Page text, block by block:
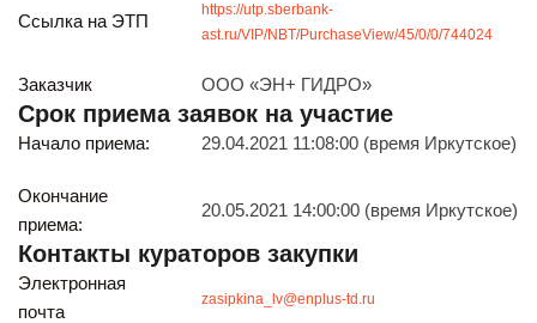
ул. Рабочая, 22
тел.: + 7 (3952) 792-193
Режим работы (UTC+8)
с 8:00 до 17:15
Перерыв на обед с 12 до 13 часов
ПОДПИШИТЕСЬ НА НАШУ РАССЫЛКУ
И бесплатно получайте ценную информацию
Подписаться
Ссылка на ЭТП
https://utp.sberbank-
ast.ru/VIP/NBT/PurchaseView/45/0/0/744024
Заказчик ООО «ЭН+ ГИДРО»
Срок приема заявок на участие
Начало приема: 29.04.2021 11:08:00 (время Иркутское)
Окончание
приема:
20.05.2021 14:00:00 (время Иркутское)
Контакты кураторов закупки
Электронная
почта
zasipkina_lv@enplus-td.ru